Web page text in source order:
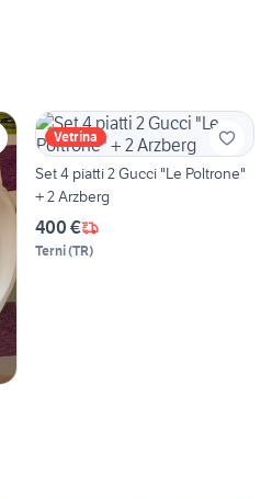
Vetrina
Set 4 piatti 2 Gucci "Le Poltrone"
+ 2 Arzberg
400 €
Terni(TR)